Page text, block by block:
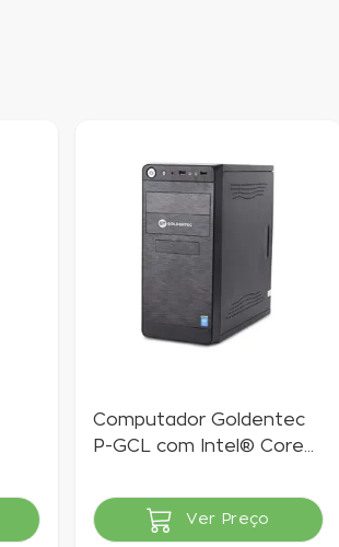
Computador Goldentec
P-GCL com Intel® Core™
SSD 240GB
Indisponível
Ver Preço